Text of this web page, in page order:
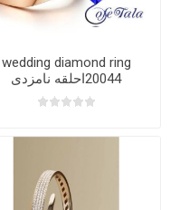
wedding diamond ring
20044احلقه نامزدی